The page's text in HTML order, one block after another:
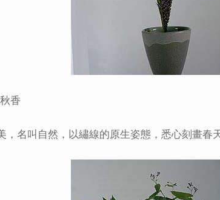
香
，名叫自然，以繡線的原生姿態，悉心刻畫春